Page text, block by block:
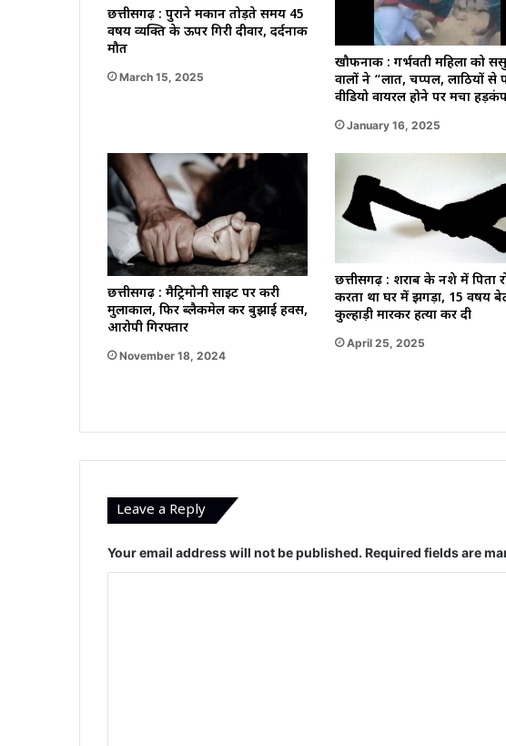
छत्तीसगढ़ : पुराने मकान तोड़ते समय 45
वर्षीय व्यक्ति के ऊपर गिरी दीवार, दर्दनाक
मौत
March 15, 2025
खौफनाक : गर्भवती महिला को
वालों ने “लात, चप्पल, लाठियों से
वीडियो वायरल होने पर मचा
January 16, 2025
छत्तीसगढ़ : मैट्रिमोनी साइट पर करी
मुलाकाल, फिर ब्लैकमेल कर बुझाई हवस,
आरोपी गिरफ्तार
November 18, 2024
छत्तीसगढ़ : शराब के नशे में पिता
करता था घर में झगड़ा, 15 वर्षीय
कुल्हाड़ी मारकर हत्या कर दी
April 25, 2025
Leave a Reply
Your email address will not be published. Required fields are